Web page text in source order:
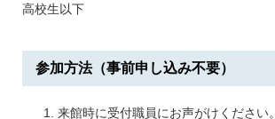
高校生以下
参加方法（事前申し込み不要）
来館時に受付職員にお声がけください。